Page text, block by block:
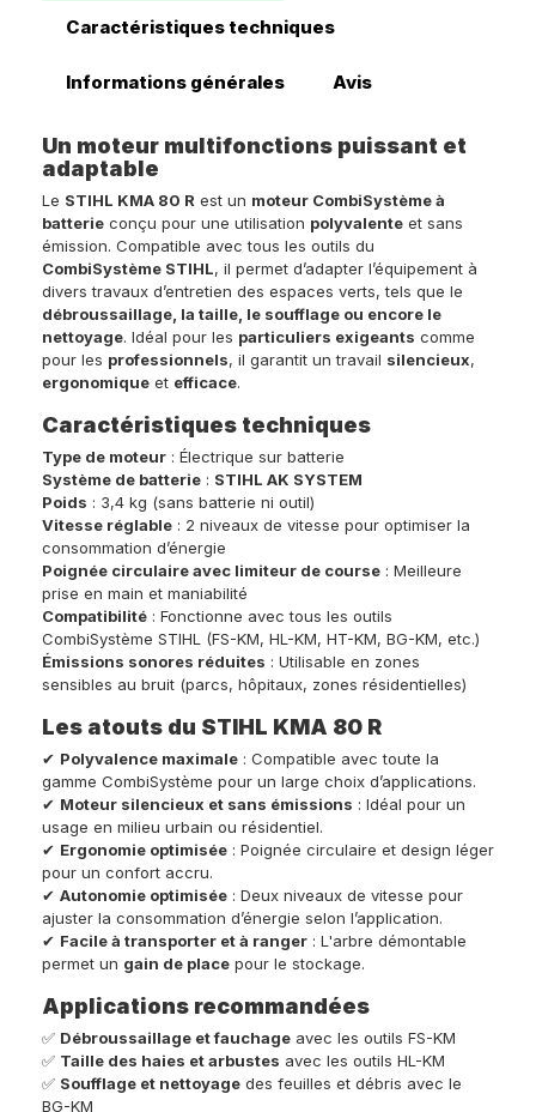
Caractéristiques techniques
Informations générales Avis
Un moteur multifonctions puissant et
adaptable
Le STIHL KMA 80 R est un moteur CombiSystème à
batterie conçu pour une utilisation polyvalente et sans
émission. Compatible avec tous les outils du
CombiSystème STIHL, il permet d’adapter l’équipement à
divers travaux d’entretien des espaces verts, tels que le
débroussaillage, la taille, le soufflage ou encore le
nettoyage. Idéal pour les particuliers exigeants comme
pour les professionnels, il garantit un travail silencieux,
ergonomique et efficace.
Caractéristiques techniques
Type de moteur : Électrique sur batterie
Système de batterie : STIHL AK SYSTEM
Poids : 3,4 kg (sans batterie ni outil)
Vitesse réglable : 2 niveaux de vitesse pour optimiser la
consommation d’énergie
Poignée circulaire avec limiteur de course : Meilleure
prise en main et maniabilité
Compatibilité : Fonctionne avec tous les outils
CombiSystème STIHL (FS-KM, HL-KM, HT-KM, BG-KM, etc.)
Émissions sonores réduites : Utilisable en zones
sensibles au bruit (parcs, hôpitaux, zones résidentielles)
Les atouts du STIHL KMA 80 R
✔ Polyvalence maximale : Compatible avec toute la
gamme CombiSystème pour un large choix d’applications.
✔ Moteur silencieux et sans émissions : Idéal pour un
usage en milieu urbain ou résidentiel.
✔ Ergonomie optimisée : Poignée circulaire et design léger
pour un confort accru.
✔ Autonomie optimisée : Deux niveaux de vitesse pour
ajuster la consommation d’énergie selon l’application.
✔ Facile à transporter et à ranger : L'arbre démontable
permet un gain de place pour le stockage.
Applications recommandées
✅ Débroussaillage et fauchage avec les outils FS-KM
✅ Taille des haies et arbustes avec les outils HL-KM
✅ Soufflage et nettoyage des feuilles et débris avec le
BG-KM